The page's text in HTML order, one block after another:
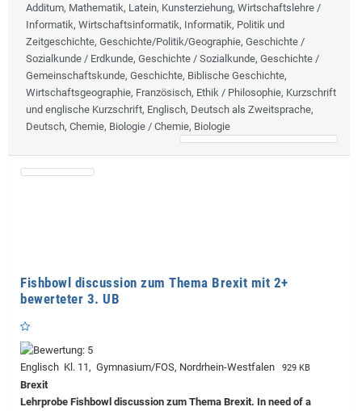
Additum, Mathematik, Latein, Kunsterziehung, Wirtschaftslehre /
Informatik, Wirtschaftsinformatik, Informatik, Politik und
Zeitgeschichte, Geschichte/Politik/Geographie, Geschichte /
Sozialkunde / Erdkunde, Geschichte / Sozialkunde, Geschichte /
Gemeinschaftskunde, Geschichte, Biblische Geschichte,
Wirtschaftsgeographie, Französisch, Ethik / Philosophie, Kurzschrift
und englische Kurzschrift, Englisch, Deutsch als Zweitsprache,
Deutsch, Chemie, Biologie / Chemie, Biologie
Fishbowl discussion zum Thema Brexit mit 2+
bewerteter 3. UB
Englisch Kl. 11, Gymnasium/FOS, Nordrhein-Westfalen 929 KB
Brexit
Lehrprobe Fishbowl discussion zum Thema Brexit. In need of a